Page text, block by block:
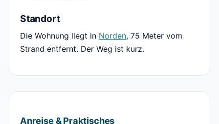
Standort
Die Wohnung liegt in Norden, 75 Meter vom
Strand entfernt. Der Weg ist kurz.
Anreise & Praktisches